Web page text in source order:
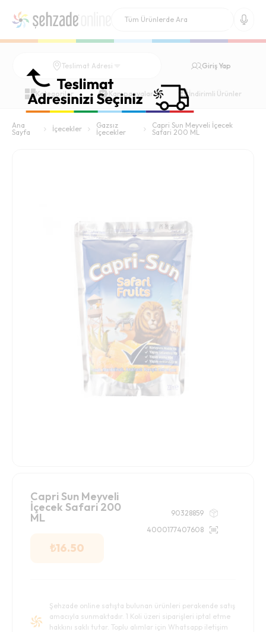
Teslimat Adresi Giriş Yap
Kategoriler Kampanyalar İndirimli Ürünler
Ana
Sayfa
İçecekler
Gazsız
İçecekler
Capri Sun Meyveli İçecek
Safari 200 ML
Capri Sun Meyveli
İçecek Safari 200
ML
₺16.50
90328859
4000177407608
Şehzade online satışta bulunan ürünleri perakende satış
amacıyla sunmaktadır. 1 Koli üzeri siparişleri iptal etme
hakkını saklı tutar. Toplu alımlar için Whatsapp iletişim